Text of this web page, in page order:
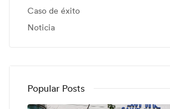
Caso de éxito
Noticia
Popular Posts